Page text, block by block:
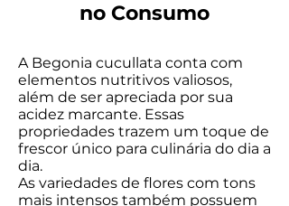
no Consumo
A Begonia cucullata conta com
elementos nutritivos valiosos,
além de ser apreciada por sua
acidez marcante. Essas
propriedades trazem um toque de
frescor único para culinária do dia a
dia.
As variedades de flores com tons
mais intensos também possuem